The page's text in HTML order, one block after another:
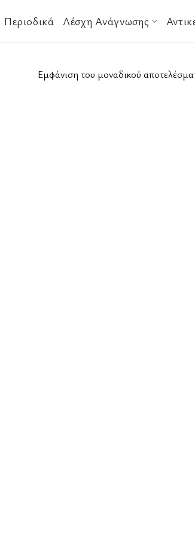
Περιοδικά Λέσχη Ανάγνωσης
Εμφάνιση του μοναδικού